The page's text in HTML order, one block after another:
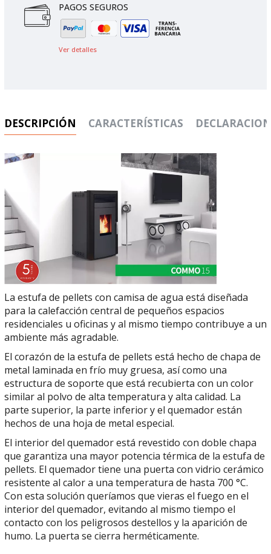
PAGOS SEGUROS
Ver detalles
DESCRIPCIÓN CARACTERÍSTICAS
La estufa de pellets con camisa de agua está diseñada
para la calefacción central de pequeños espacios
residenciales u oficinas y al mismo tiempo contribuye a un
ambiente más agradable.
El corazón de la estufa de pellets está hecho de chapa de
metal laminada en frío muy gruesa, así como una
estructura de soporte que está recubierta con un color
similar al polvo de alta temperatura y alta calidad. La
parte superior, la parte inferior y el quemador están
hechos de una hoja de metal especial.
El interior del quemador está revestido con doble chapa
que garantiza una mayor potencia térmica de la estufa de
pellets. El quemador tiene una puerta con vidrio cerámico
resistente al calor a una temperatura de hasta 700 °C.
Con esta solución queríamos que vieras el fuego en el
interior del quemador, evitando al mismo tiempo el
contacto con los peligrosos destellos y la aparición de
humo. La puerta se cierra herméticamente.